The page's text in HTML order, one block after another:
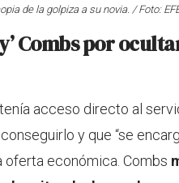
de la golpiza a su novia. / Foto:
Combs por
acceso directo al
y que “se
económica. Combs